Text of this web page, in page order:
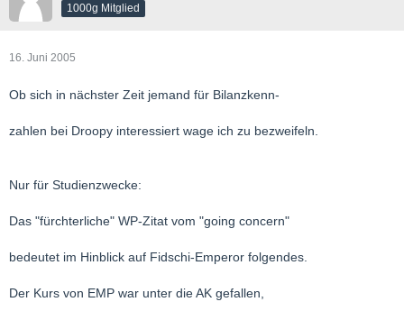
1000g Mitglied
16. Juni 2005
Ob sich in nächster Zeit jemand für Bilanzkenn-
zahlen bei Droopy interessiert wage ich zu bezweifeln.
Nur für Studienzwecke:
Das "fürchterliche" WP-Zitat vom "going concern"
bedeutet im Hinblick auf Fidschi-Emperor folgendes.
Der Kurs von EMP war unter die AK gefallen,